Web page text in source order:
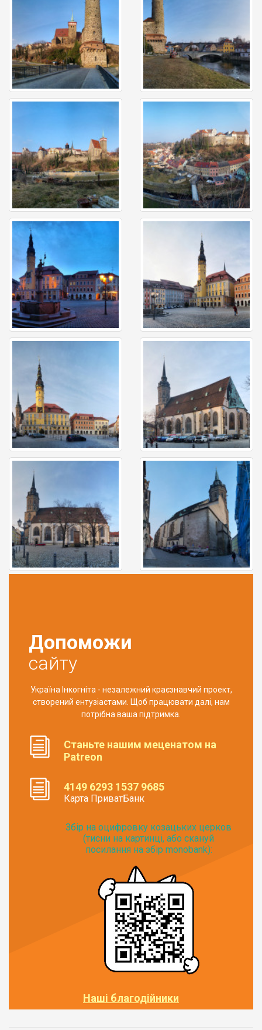
Допоможи
сайту
Україна Інкогніта - незалежний краєзнавчий проект,
створений ентузіастами. Щоб працювати далі, нам
потрібна ваша підтримка.
Станьте нашим меценатом на
Patreon
4149 6293 1537 9685
Карта ПриватБанк
Збір на оцифровку козацьких церков
(тисни на картинці, або скануй
посилання на збір monobank):
Наші благодійники